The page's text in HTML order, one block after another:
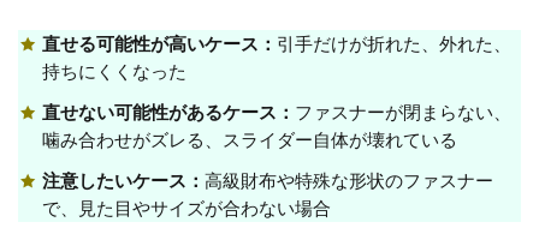
直せる可能性が高いケース： 引手だけが折れた、外れた、
持ちにくくなった
直せない可能性があるケース： ファスナーが閉まらない、
噛み合わせがズレる、スライダー自体が壊れている
注意したいケース： 高級財布や特殊な形状のファスナー
で、見た目やサイズが合わない場合